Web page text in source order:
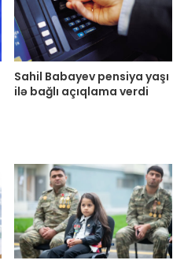
Sahil Babayev pensiya yaşı
ilə bağlı açıqlama verdi